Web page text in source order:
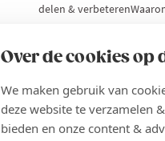
Over de cookies op
We maken gebruik van
deze website te verzamelen
bieden en onze content &
delen &
Voka-leden: 1.380
Niet-leden: 1.660